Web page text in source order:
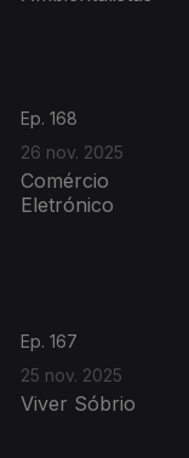
Ep. 168
26 nov. 2025
Comércio
Eletrónico
Ep. 167
25 nov. 2025
Viver Sóbrio